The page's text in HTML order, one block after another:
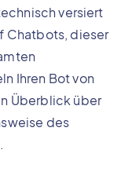
versiert
Chatbots, dieser
Ihren Bot von
Überblick über
des